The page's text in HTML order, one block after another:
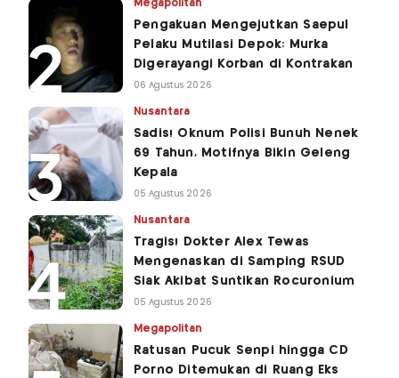
Megapolitan
Pengakuan Mengejutkan Saepul
Pelaku Mutilasi Depok: Murka
Digerayangi Korban di Kontrakan
06 Agustus 2026
Nusantara
Sadis! Oknum Polisi Bunuh Nenek
69 Tahun, Motifnya Bikin Geleng
Kepala
05 Agustus 2026
Nusantara
Tragis! Dokter Alex Tewas
Mengenaskan di Samping RSUD
Siak Akibat Suntikan Rocuronium
05 Agustus 2026
Megapolitan
Ratusan Pucuk Senpi hingga CD
Porno Ditemukan di Ruang Eks